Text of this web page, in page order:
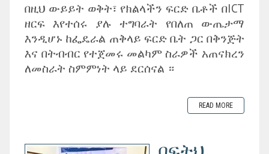
በዚህ ውይይት ወቅት፣ የክልላችን ፍርድ ቤቶች በICT
ዘርፍ እየተሰሩ ያሉ ተግባራት የበለጠ ውጤታማ
እንዲሆኑ ከፌዴራል ጠቅላይ ፍርድ ቤት ጋር በቅንጅት
እና በትብብር የተጀመሩ መልካም ስራዎች አጠናክረን
ለመስራት ስምምነት ላይ ደርሰናል ።
READ MORE